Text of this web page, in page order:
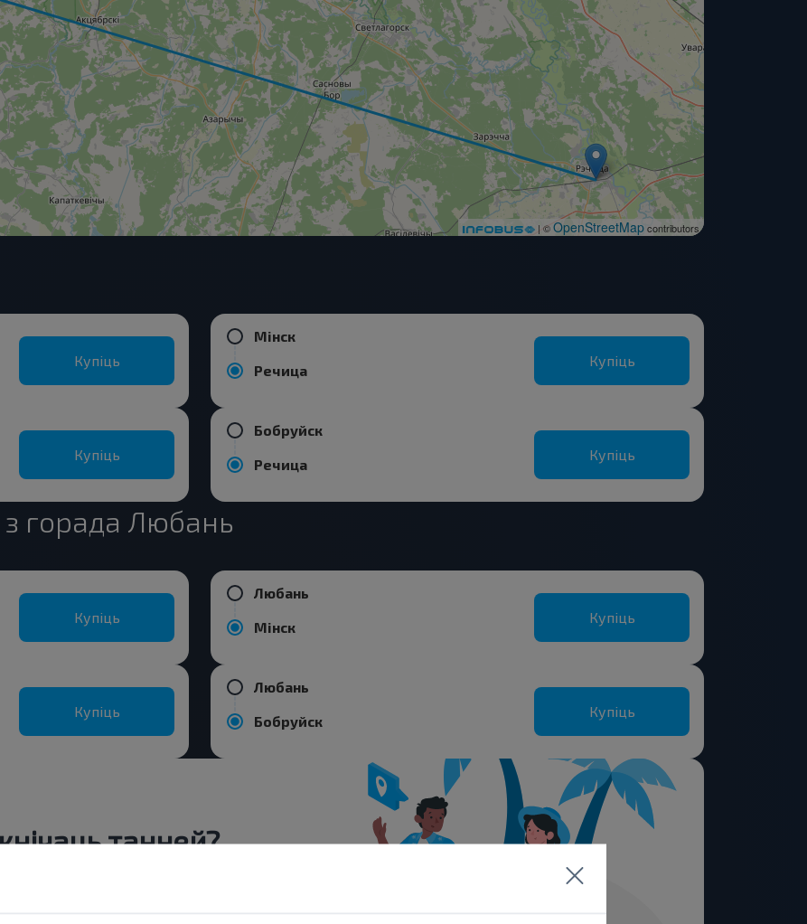
| ©OpenStreetMapcontributors
Купіць
Купіць
Мінск
Речица
Купіць
Бобруйск
Речица
Купіць
горада Любань
Купіць
Купіць
Любань
Мінск
Купіць
Любань
Бобруйск
Купіць
танней?
і іншыя цікавыя прапановы
і падарожнічай з намі танней!